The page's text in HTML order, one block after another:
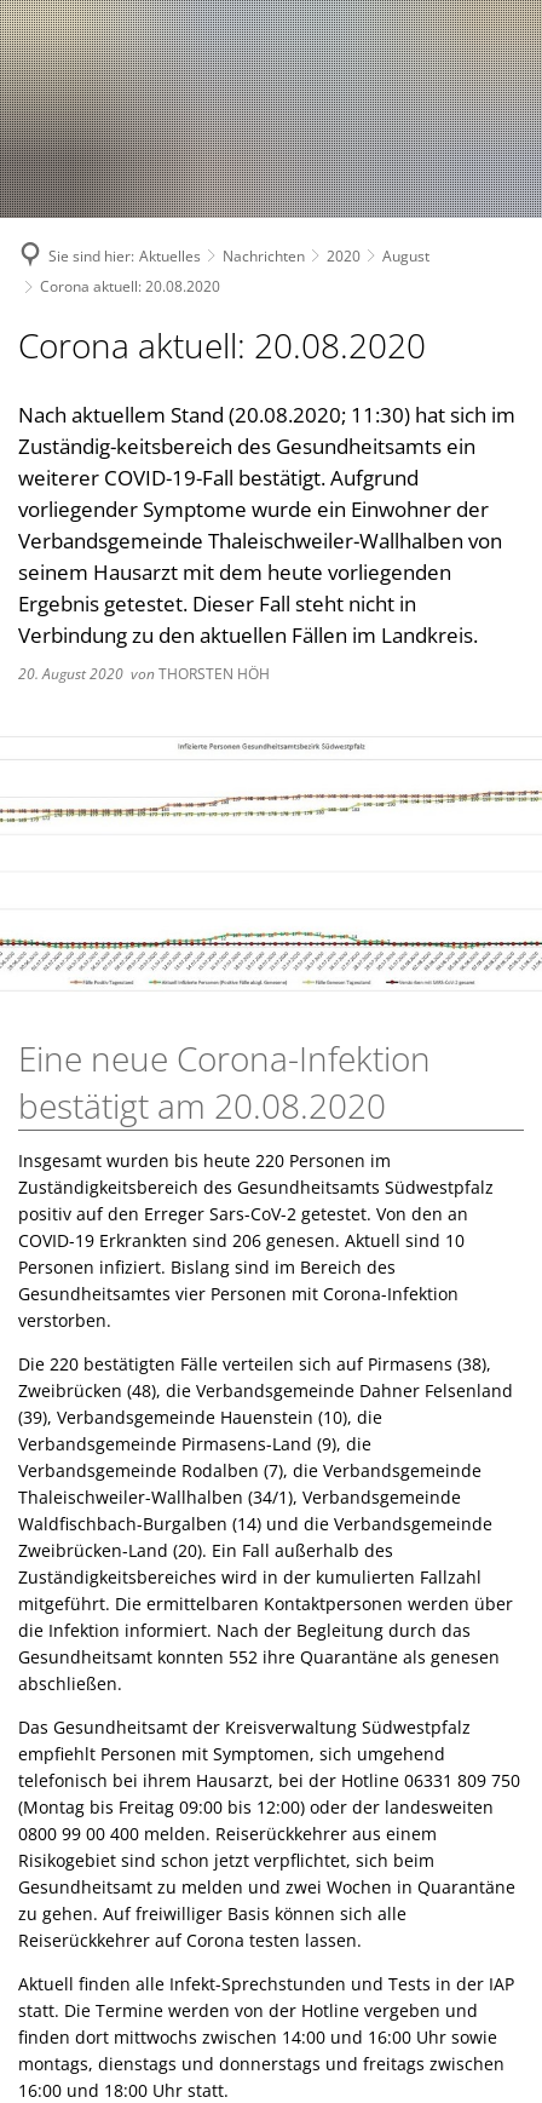
Bekanntmachungen, (Stellen-)Ausschreibungen
Nachrichten
Bürgerservice
Verwaltungsleistungen nach Lebenslagen
Verwaltungsleistungen von A-Z
Online Dienste
Abteilungen
Standorte
Arbeitsgemeinschaft Teilhabe
Behindertenbeauftragte
Gleichstellung im Landkreis
Kultur im Landkreis
Öffnungszeiten
Landkreis
Politik
Landrätin
1. Kreisbeigeordnete
2. Kreisbeigeordneter
3. Kreisbeigeordneter
Wahlen
Über den Landkreis
Geschichte des Landkreises
Kreiswappen
Kreiskarte
Verbands- und
Kreishandbuch
Suche
Sie sind hier: Aktuelles Nachrichten 2020
August
Corona aktuell: 20.08.2020
Corona aktuell: 20.08.2020
Nach aktuellem Stand (20.08.2020; 11:30) hat sich im
Zuständig-keitsbereich des Gesundheitsamts ein
weiterer COVID-19-Fall bestätigt. Aufgrund
vorliegender Symptome wurde ein Einwohner der
Verbandsgemeinde Thaleischweiler-Wallhalben von
seinem Hausarzt mit dem heute vorliegenden
Ergebnis getestet. Dieser Fall steht nicht in
Verbindung zu den aktuellen Fällen im Landkreis.
20. August 2020 vonTHORSTEN HÖH
Eine neue Corona-Infektion
bestätigt am 20.08.2020
Insgesamt wurden bis heute 220 Personen im
Zuständigkeitsbereich des Gesundheitsamts Südwestpfalz
positiv auf den Erreger Sars-CoV-2 getestet. Von den an
COVID-19 Erkrankten sind 206 genesen. Aktuell sind 10
Personen infiziert. Bislang sind im Bereich des
Gesundheitsamtes vier Personen mit Corona-Infektion
verstorben.
Die 220 bestätigten Fälle verteilen sich auf Pirmasens (38),
Zweibrücken (48), die Verbandsgemeinde Dahner Felsenland
(39), Verbandsgemeinde Hauenstein (10), die
Verbandsgemeinde Pirmasens-Land (9), die
Verbandsgemeinde Rodalben (7), die Verbandsgemeinde
Thaleischweiler-Wallhalben (34/1), Verbandsgemeinde
Waldfischbach-Burgalben (14) und die Verbandsgemeinde
Zweibrücken-Land (20). Ein Fall außerhalb des
Zuständigkeitsbereiches wird in der kumulierten Fallzahl
mitgeführt. Die ermittelbaren Kontaktpersonen werden über
die Infektion informiert. Nach der Begleitung durch das
Gesundheitsamt konnten 552 ihre Quarantäne als genesen
abschließen.
Das Gesundheitsamt der Kreisverwaltung Südwestpfalz
empfiehlt Personen mit Symptomen, sich umgehend
telefonisch bei ihrem Hausarzt, bei der Hotline 06331 809 750
(Montag bis Freitag 09:00 bis 12:00) oder der landesweiten
0800 99 00 400 melden. Reiserückkehrer aus einem
Risikogebiet sind schon jetzt verpflichtet, sich beim
Gesundheitsamt zu melden und zwei Wochen in Quarantäne
zu gehen. Auf freiwilliger Basis können sich alle
Reiserückkehrer auf Corona testen lassen.
Aktuell finden alle Infekt-Sprechstunden und Tests in der IAP
statt. Die Termine werden von der Hotline vergeben und
finden dort mittwochs zwischen 14:00 und 16:00 Uhr sowie
montags, dienstags und donnerstags und freitags zwischen
16:00 und 18:00 Uhr statt.